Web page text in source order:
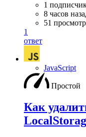
1
8 часов
51 просмотр
1
ответ
JavaScript
Простой
Как